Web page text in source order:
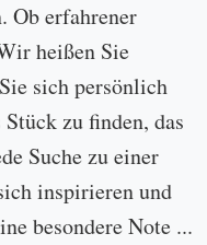
Ob erfahrener
heißen Sie
sich persönlich
zu finden, das
Suche zu einer
inspirieren und
besondere Note ...